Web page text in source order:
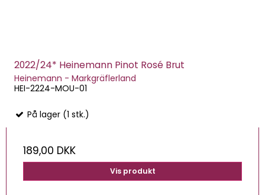
2022/24* Heinemann Pinot Rosé Brut
Heinemann - Markgräflerland
HEI-2224-MOU-01
På lager (1 stk.)
189,00 DKK
Vis produkt